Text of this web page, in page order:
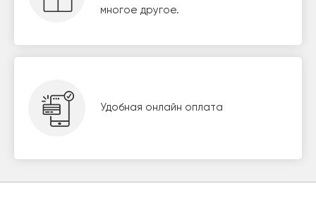
многое другое.
Удобная онлайн оплата